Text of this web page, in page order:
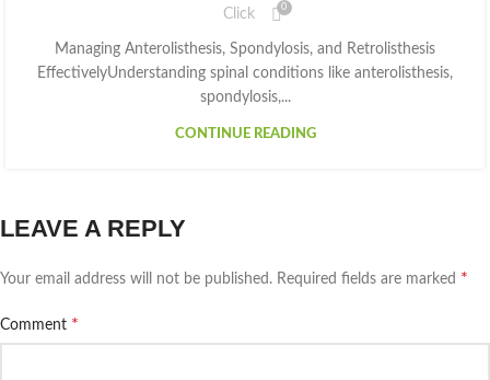
Click 0
Managing Anterolisthesis, Spondylosis, and Retrolisthesis
EffectivelyUnderstanding spinal conditions like anterolisthesis,
spondylosis,...
CONTINUE READING
LEAVE A REPLY
Your email address will not be published. Required fields are marked *
Comment *